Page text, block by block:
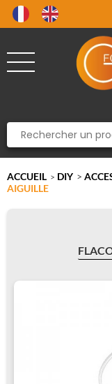
ACCUEIL > DIY >
AIGUILLE